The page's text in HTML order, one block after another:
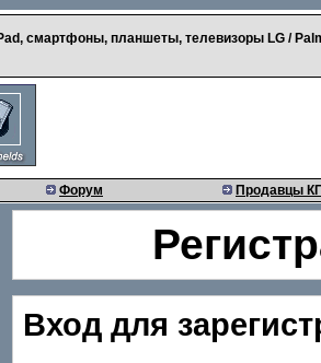
смартфоны, планшеты, телевизоры LG /
Форум Продавцы
Вход для